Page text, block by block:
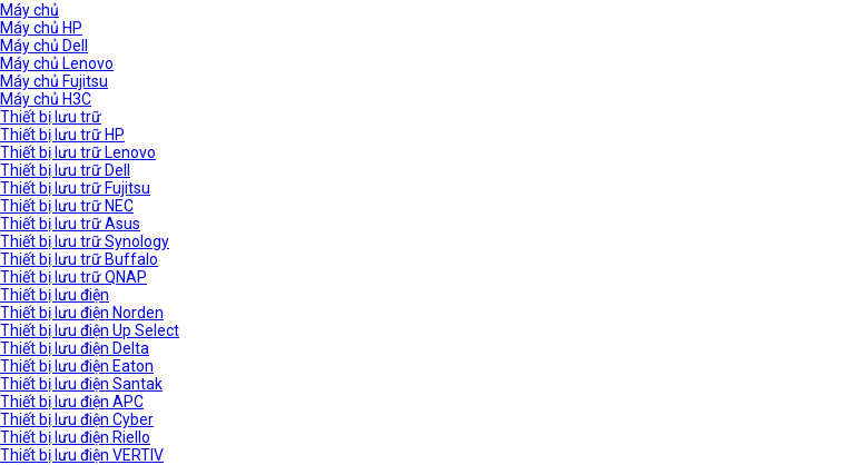
Máy chủ
Máy chủ HP
Máy chủ Dell
Máy chủ Lenovo
Máy chủ Fujitsu
Máy chủ H3C
Thiết bị lưu trữ
Thiết bị lưu trữ HP
Thiết bị lưu trữ Lenovo
Thiết bị lưu trữ Dell
Thiết bị lưu trữ Fujitsu
Thiết bị lưu trữ NEC
Thiết bị lưu trữ Asus
Thiết bị lưu trữ Synology
Thiết bị lưu trữ Buffalo
Thiết bị lưu trữ QNAP
Thiết bị lưu điện
Thiết bị lưu điện Norden
Thiết bị lưu điện Up Select
Thiết bị lưu điện Delta
Thiết bị lưu điện Eaton
Thiết bị lưu điện Santak
Thiết bị lưu điện APC
Thiết bị lưu điện Cyber
Thiết bị lưu điện Riello
Thiết bị lưu điện VERTIV